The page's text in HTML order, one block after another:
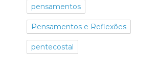
pensamentos
Pensamentos e Reflexões
pentecostal